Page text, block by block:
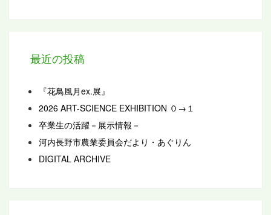
最近の投稿
『花鳥風月ex.展』
2026 ART-SCIENCE EXHIBITION ０→１
卒業生の活躍－展示情報－
河内長野市農業委員会だより・あぐりん
DIGITAL ARCHIVE